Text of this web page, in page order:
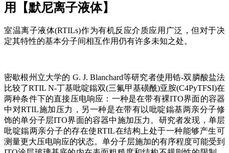
用【默尼离子液体】
室温离子液体(RTILs)作为有机反应介质应用广泛，但对于决
定其特性的基本分子间相互作用仍有许多未知之处。
密歇根州立大学的 G. J. Blanchard等研究者使用锆-双膦酸盐法
比较了RTIL N-丁基吡啶鎓双(三氟甲基磺酰)亚胺(C4PyTFSI)在
两种条件下的直接压电响应：一种是在带有裸ITO界面的容器
中对RTIL施加压力，另一种是在带有以吡啶鎓基两亲分子修
饰的单分子层ITO界面的容器中施加压力。研究者发现，单层
吡啶鎓两亲分子的存在使RTIL在结构上处于一种能够产生可
测量更大压电响应的状态。单分子层施加的有序程度可能受到